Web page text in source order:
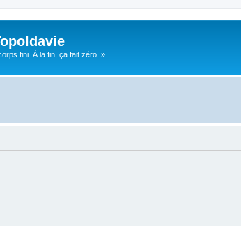
fini. À la fin, ça fait zéro. »